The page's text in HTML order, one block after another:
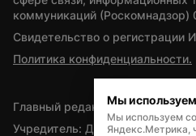
коммуникаций (Роскомнадзор)
Свидетельство о
Политика конфиденциальности.
Главный редактор — А.Л.
Учредитель: Департамент
Мы
Мы используем
Яндекс.Метрика,